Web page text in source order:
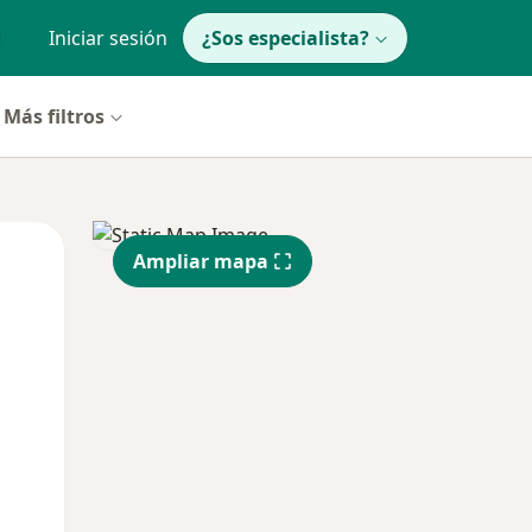
Iniciar sesión ¿Sos especialista?
Más filtros
Mié
12 Ago
Jue
13 Ago
Ampliar mapa